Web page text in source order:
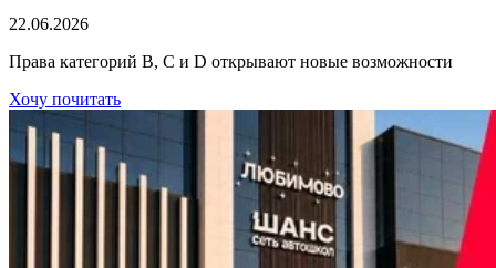
22.06.2026
Права категорий В, С и D открывают новые возможности
Хочу почитать